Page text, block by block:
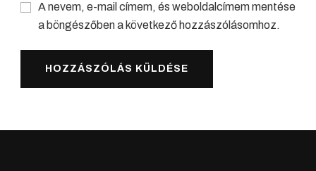
A nevem, e-mail címem, és weboldalcímem mentése
a böngészőben a következő hozzászólásomhoz.